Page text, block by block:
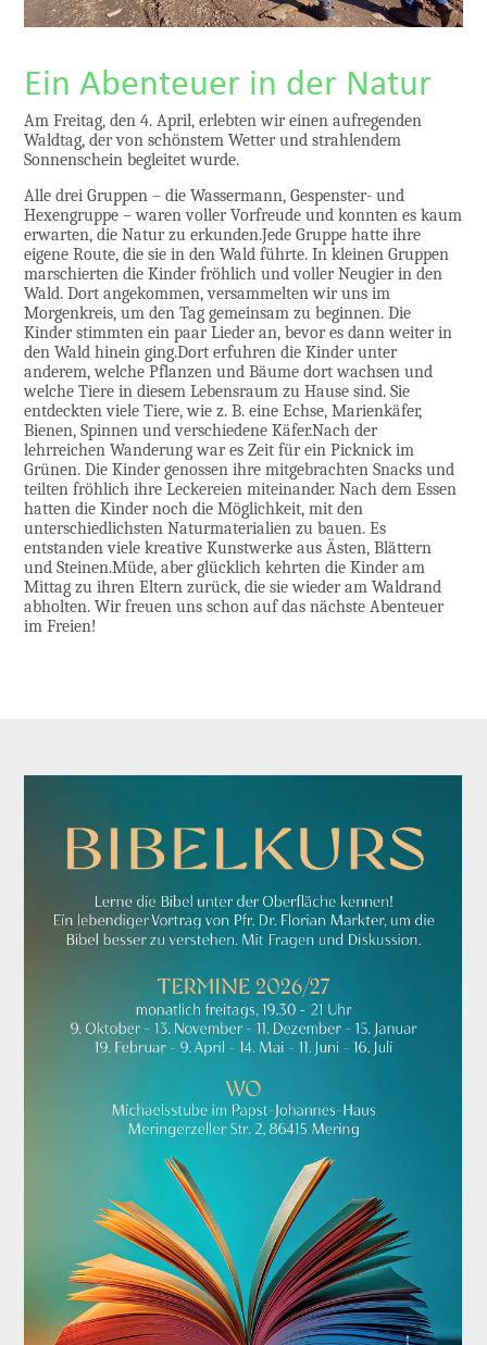
Ein Abenteuer in der Natur
Am Freitag, den 4. April, erlebten wir einen aufregenden
Waldtag, der von schönstem Wetter und strahlendem
Sonnenschein begleitet wurde.
Alle drei Gruppen – die Wassermann, Gespenster- und
Hexengruppe – waren voller Vorfreude und konnten es kaum
erwarten, die Natur zu erkunden.Jede Gruppe hatte ihre
eigene Route, die sie in den Wald führte. In kleinen Gruppen
marschierten die Kinder fröhlich und voller Neugier in den
Wald. Dort angekommen, versammelten wir uns im
Morgenkreis, um den Tag gemeinsam zu beginnen. Die
Kinder stimmten ein paar Lieder an, bevor es dann weiter in
den Wald hinein ging.Dort erfuhren die Kinder unter
anderem, welche Pflanzen und Bäume dort wachsen und
welche Tiere in diesem Lebensraum zu Hause sind. Sie
entdeckten viele Tiere, wie z. B. eine Echse, Marienkäfer,
Bienen, Spinnen und verschiedene Käfer.Nach der
lehrreichen Wanderung war es Zeit für ein Picknick im
Grünen. Die Kinder genossen ihre mitgebrachten Snacks und
teilten fröhlich ihre Leckereien miteinander. Nach dem Essen
hatten die Kinder noch die Möglichkeit, mit den
unterschiedlichsten Naturmaterialien zu bauen. Es
entstanden viele kreative Kunstwerke aus Ästen, Blättern
und Steinen.Müde, aber glücklich kehrten die Kinder am
Mittag zu ihren Eltern zurück, die sie wieder am Waldrand
abholten. Wir freuen uns schon auf das nächste Abenteuer
im Freien!